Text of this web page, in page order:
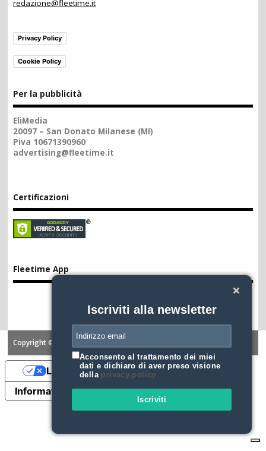
Iscriviti alla newsletter
Acconsento al trattamento dei miei
dati e dichiaro di aver preso visione
della privacy policy
Iscriviti
redazione@fleetime.it
Privacy Policy
Cookie Policy
Per la pubblicità
EliMedia
20097 – San Donato Milanese (MI)
Piva 10671390960
advertising@fleetime.it
Certificazioni
Fleetime App
Copyright ©2026. FLEETIME
Informativa sulla raccolta
Le tue preferenze relative alla privacy